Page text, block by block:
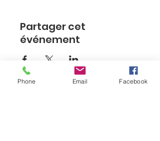
Partager cet
événement
Phone Email Facebook